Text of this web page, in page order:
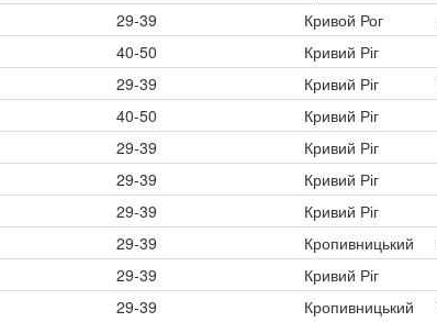
29-39 Кривой Рог
40-50
Кривий Ріг
29-39 Кривий Ріг
40-50
Кривий Ріг
29-39
Кривий Ріг
29-39
Кривий Ріг
29-39
Кривий Ріг
29-39 Кропивницький
29-39
Кривий Ріг
29-39 Кропивницький